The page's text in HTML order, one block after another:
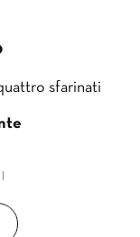
sfarinati